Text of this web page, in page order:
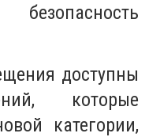
доступны
которые
категории,